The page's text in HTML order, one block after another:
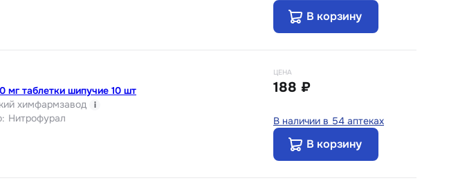
В корзину
мг таблетки шипучие 10 шт
химфармзавод i
: Нитрофурал
ЦЕНА
188 ₽
В наличии в 54 аптеках
В корзину